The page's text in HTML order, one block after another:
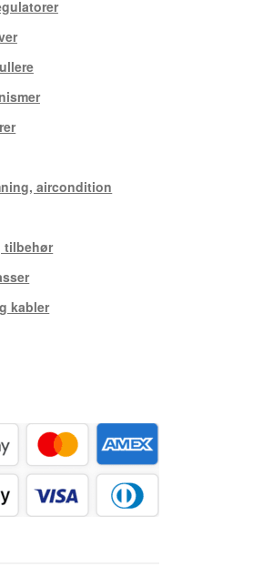
aircondition
tilbehør
kabler